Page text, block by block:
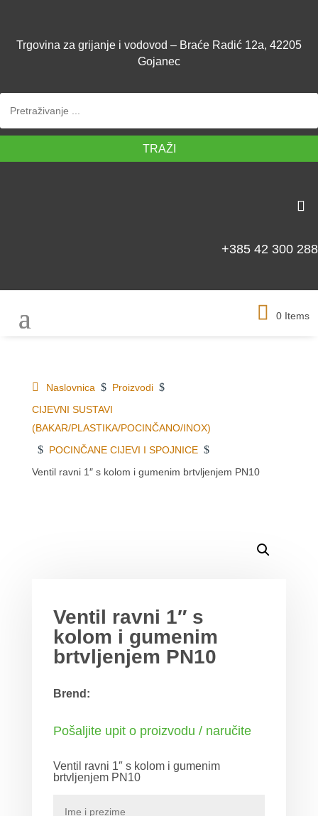
Trgovina za grijanje i vodovod – Braće Radić 12a, 42205
Gojanec
TRAŽI
+385 42 300 288
0 Items
Naslovnica $ Proizvodi $
CIJEVNI SUSTAVI
(BAKAR/PLASTIKA/POCINČANO/INOX)
$ POCINČANE CIJEVI I SPOJNICE $
Ventil ravni 1″ s kolom i gumenim brtvljenjem PN10
MOGLO BI VAS ZANIMATI
Ventil ravni 1″ s
kolom i gumenim
brtvljenjem PN10
Brend:
Pošaljite upit o proizvodu / naručite
Ventil ravni 1″ s kolom i gumenim
brtvljenjem PN10